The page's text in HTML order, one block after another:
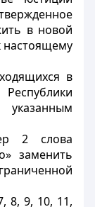
в новой
настоящему
в
2 слова
заменить
8, 9, 10, 11,